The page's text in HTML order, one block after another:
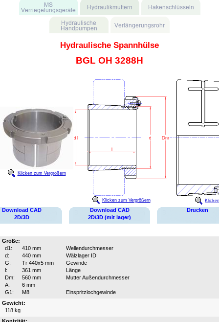
Hydraulische Spannhülse
BGL OH 3288H
Klicken zum Vergrößern
Klicken zum Vergrößern
Download CAD
2D/3D
Download CAD
2D/3D (mit lager)
Drucken
Größe:
d1:
410 mm
Wellendurchmesser
d:
440 mm
Wälzlager ID
G:
Tr 440x5 mm
Gewinde
l:
361 mm
Länge
Dm:
560 mm
Mutter Außendurchmesser
A:
6 mm
G1:
M8
Einspritzlochgewinde
Gewicht:
118 kg